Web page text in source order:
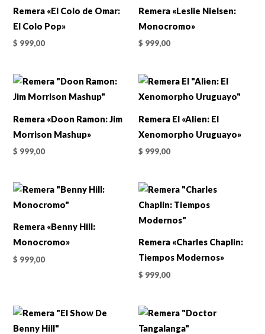
Remera «El Colo de Omar:
El Colo Pop»
$ 999,00
Remera «Leslie Nielsen:
Monocromo»
$ 999,00
Remera «Doon Ramon: Jim
Morrison Mashup»
$ 999,00
Remera El «Alien: El
Xenomorpho Uruguayo»
$ 999,00
Remera «Benny Hill:
Monocromo»
$ 999,00
Remera «Charles Chaplin:
Tiempos Modernos»
$ 999,00